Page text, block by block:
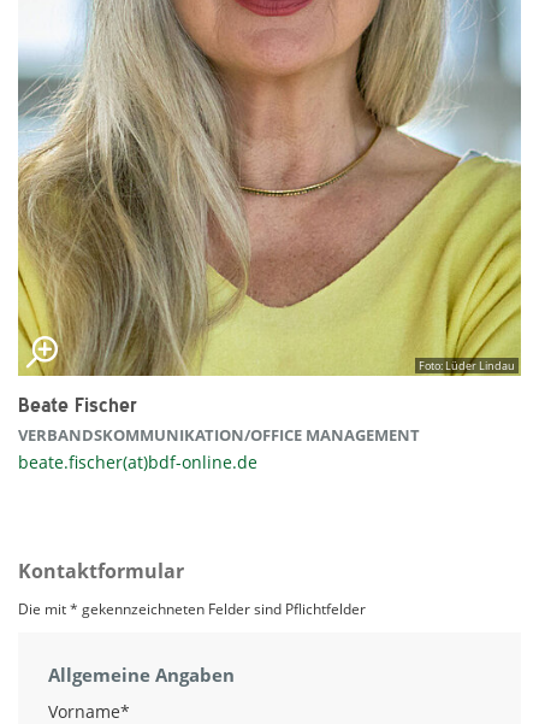
Foto: Lüder Lindau
Beate Fischer
VERBANDSKOMMUNIKATION/OFFICE MANAGEMENT
beate.fischer(at)bdf-online.de
Kontaktformular
Die mit * gekennzeichneten Felder sind Pflichtfelder
Allgemeine Angaben
Vorname*